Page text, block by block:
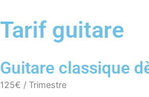
Tarif guitare
Guitare classique
125€ / Trimestre